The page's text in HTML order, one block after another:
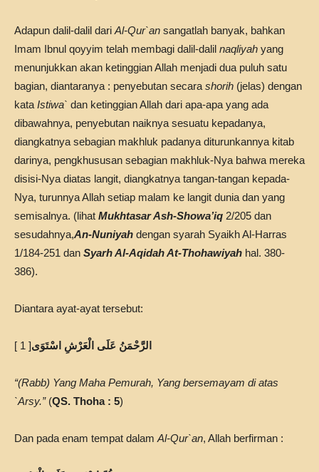
Adapun dalil-dalil dari Al-Qur`an sangatlah banyak, bahkan
Imam Ibnul qoyyim telah membagi dalil-dalil naqliyah yang
menunjukkan akan ketinggian Allah menjadi dua puluh satu
bagian, diantaranya : penyebutan secara shorih (jelas) dengan
kata Istiwa` dan ketinggian Allah dari apa-apa yang ada
dibawahnya, penyebutan naiknya sesuatu kepadanya,
diangkatnya sebagian makhluk padanya diturunkannya kitab
darinya, pengkhususan sebagian makhluk-Nya bahwa mereka
disisi-Nya diatas langit, diangkatnya tangan-tangan kepada-
Nya, turunnya Allah setiap malam ke langit dunia dan yang
semisalnya. (lihat Mukhtasar Ash-Showa’iq 2/205 dan
sesudahnya,An-Nuniyah dengan syarah Syaikh Al-Harras
1/184-251 dan Syarh Al-Aqidah At-Thohawiyah hal. 380-
386).
Diantara ayat-ayat tersebut:
[ 1 ]الرَّحْمَنُ عَلَى الْعَرْشِ اسْتَوَى
“(Rabb) Yang Maha Pemurah, Yang bersemayam di atas
`Arsy.”(QS. Thoha : 5)
Dan pada enam tempat dalam Al-Qur`an, Allah berfirman :